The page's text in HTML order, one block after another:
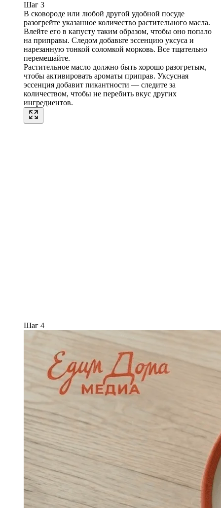
Шаг 3
В сковороде или любой другой удобной посуде
разогрейте указанное количество растительного масла.
Влейте его в капусту таким образом, чтобы оно попало
на приправы. Следом добавьте эссенцию уксуса и
нарезанную тонкой соломкой морковь. Все тщательно
перемешайте.
Растительное масло должно быть хорошо разогретым,
чтобы активировать ароматы приправ. Уксусная
эссенция добавит пикантности — следите за
количеством, чтобы не перебить вкус других
ингредиентов.
Шаг 4